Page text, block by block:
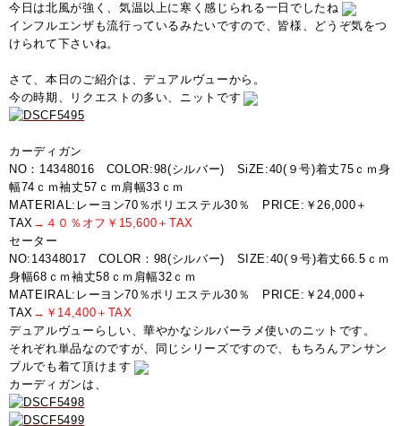
今日は北風が強く、気温以上に寒く感じられる一日でしたね
インフルエンザも流行っているみたいですので、皆様、どうぞ気をつ
けられて下さいね。
さて、本日のご紹介は、デュアルヴューから。
今の時期、リクエストの多い、ニットです
カーディガン
NO：14348016 COLOR:98(シルバー) SiZE:40(９号)着丈75ｃｍ身
幅74ｃｍ袖丈57ｃｍ肩幅33ｃｍ
MATERIAL:レーヨン70％ポリエステル30％ PRICE:￥26,000＋
TAX →４０％オフ￥15,600＋TAX
セーター
NO:14348017 COLOR：98(シルバー) SIZE:40(９号)着丈66.5ｃｍ
身幅68ｃｍ袖丈58ｃｍ肩幅32ｃｍ
MATEIRAL:レーヨン70％ポリエステル30％ PRICE:￥24,000＋
TAX →￥14,400＋TAX
デュアルヴューらしい、華やかなシルバーラメ使いのニットです。
それぞれ単品なのですが、同じシリーズですので、もちろんアンサン
ブルでも着て頂けます
カーディガンは、